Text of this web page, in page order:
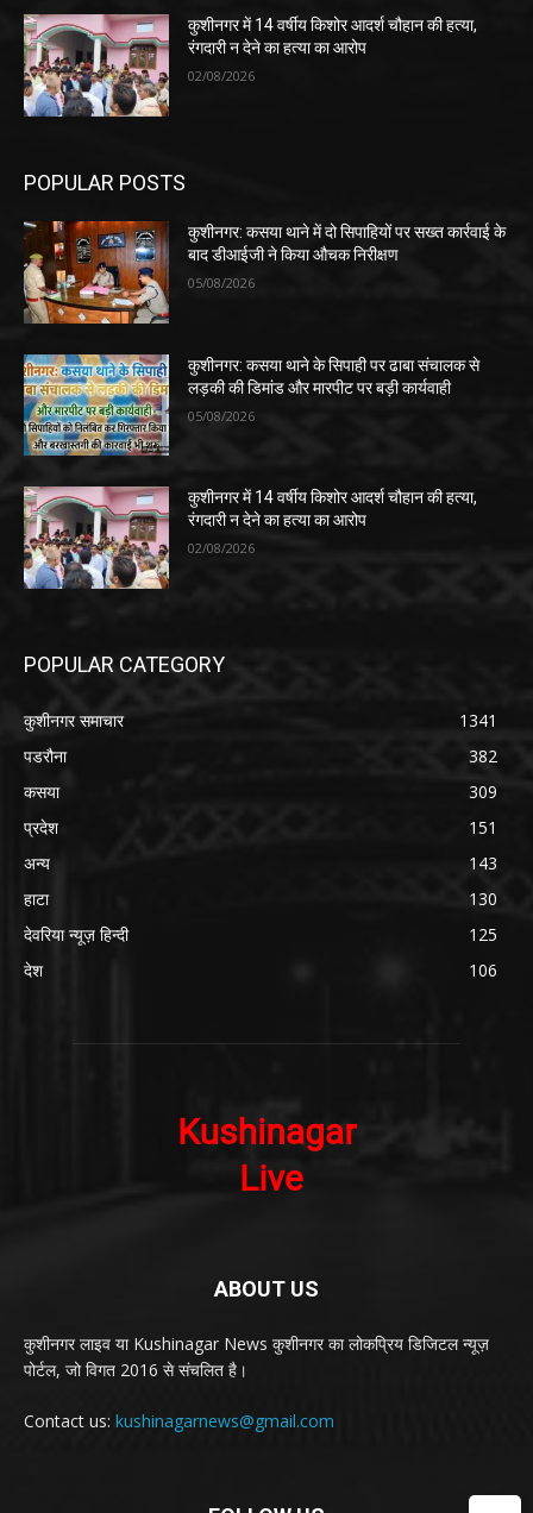
कुशीनगर में 14 वर्षीय किशोर आदर्श चौहान की हत्या,
रंगदारी न देने का हत्या का आरोप
02/08/2026
POPULAR POSTS
कुशीनगर: कसया थाने में दो सिपाहियों पर सख्त कार्रवाई के
बाद डीआईजी ने किया औचक निरीक्षण
05/08/2026
कुशीनगर: कसया थाने के सिपाही पर ढाबा संचालक से
लड़की की डिमांड और मारपीट पर बड़ी कार्यवाही
05/08/2026
कुशीनगर में 14 वर्षीय किशोर आदर्श चौहान की हत्या,
रंगदारी न देने का हत्या का आरोप
02/08/2026
POPULAR CATEGORY
कुशीनगर समाचार
1341
पडरौना
382
कसया
309
प्रदेश
151
अन्य
143
हाटा
130
देवरिया न्यूज़ हिन्दी
125
देश
106
ABOUT US
कुशीनगर लाइव या Kushinagar News कुशीनगर का लोकप्रिय डिजिटल न्यूज़
पोर्टल, जो विगत 2016 से संचलित है।
Contact us: kushinagarnews@gmail.com